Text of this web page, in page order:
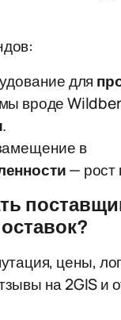
для
вроде
.
в
— рост
цены,
на 2GIS и